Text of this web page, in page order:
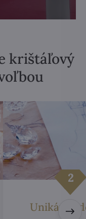
krištáľový
Unikátny